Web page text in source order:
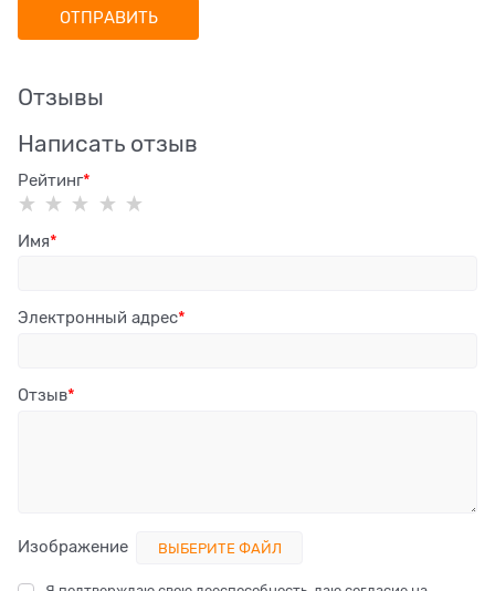
Отзывы
Написать отзыв
Рейтинг
Имя
Электронный адрес
Отзыв
Изображение ВЫБЕРИТЕ ФАЙЛ